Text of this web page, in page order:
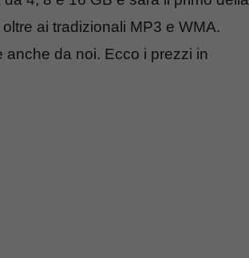
oltre ai tradizionali MP3 e WMA.
da noi. Ecco i prezzi in